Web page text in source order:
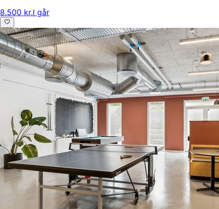
8.500 kr.I går